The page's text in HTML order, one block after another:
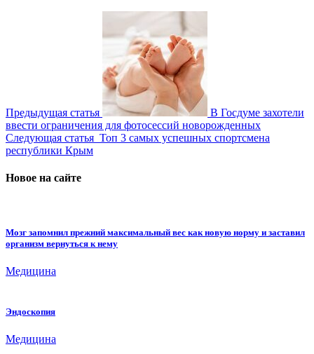
Предыдущая статья
В Госдуме захотели
ввести ограничения для фотосессий новорожденных
Следующая статья Топ 3 самых успешных спортсмена
республики Крым
Новое на сайте
Мозг запомнил прежний максимальный вес как новую норму и заставил
организм вернуться к нему
Медицина
Эндоскопия
Медицина